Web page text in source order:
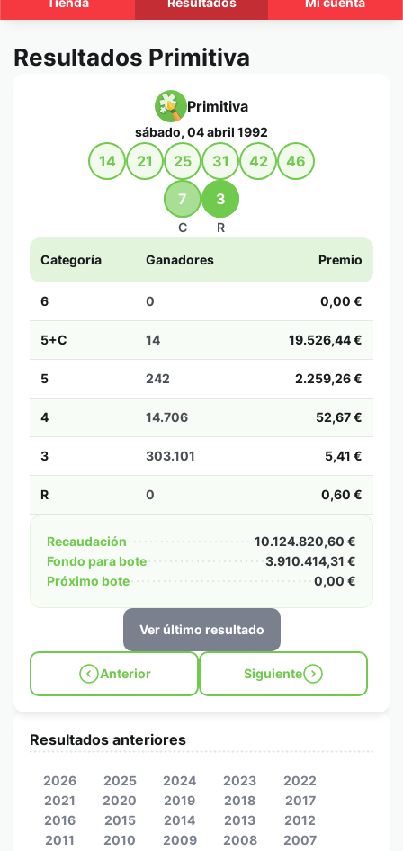
Resultados Primitiva
Primitiva
sábado, 04 abril 1992
14 21 25 31 42 46
7
C
3
R
Categoría Ganadores Premio
6 0 0,00 €
5+C 14 19.526,44 €
5 242 2.259,26 €
4 14.706 52,67 €
3 303.101 5,41 €
R 0 0,60 €
Recaudación
10.124.820,60 €
Fondo para bote
3.910.414,31 €
Próximo bote
0,00 €
Ver último resultado
Anterior Siguiente
Resultados anteriores
2026 2025 2024 2023
2022
2021
2020 2019 2018
2017
2016
2015 2014 2013
2012
2011
2010 2009 2008
2007